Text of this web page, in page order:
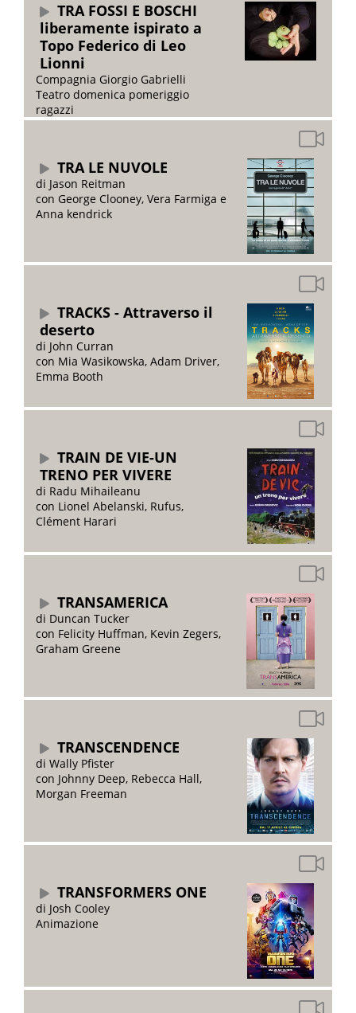
TRA FOSSI E BOSCHI
liberamente ispirato a
Topo Federico di Leo
Lionni
Compagnia Giorgio Gabrielli
Teatro domenica pomeriggio
ragazzi
TRA LE NUVOLE
di Jason Reitman
con George Clooney, Vera Farmiga e
Anna kendrick
TRACKS - Attraverso il
deserto
di John Curran
con Mia Wasikowska, Adam Driver,
Emma Booth
TRAIN DE VIE-UN
TRENO PER VIVERE
di Radu Mihaileanu
con Lionel Abelanski, Rufus,
Clément Harari
TRANSAMERICA
di Duncan Tucker
con Felicity Huffman, Kevin Zegers,
Graham Greene
TRANSCENDENCE
di Wally Pfister
con Johnny Deep, Rebecca Hall,
Morgan Freeman
TRANSFORMERS ONE
di Josh Cooley
Animazione